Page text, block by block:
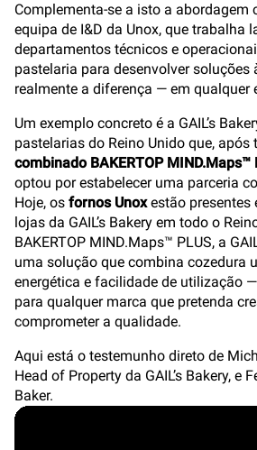
Complementa-se a isto a abordagem
equipa de I&D da Unox, que trabalha
departamentos técnicos e
pastelaria para desenvolver soluções
realmente a diferença — em qualquer
Um exemplo concreto é a GAIL’s
pastelarias do Reino Unido que, após
combinado BAKERTOP MIND.Maps™
optou por estabelecer uma parceria
Hoje, os fornos Unoxestão presentes
lojas da GAIL’s Bakery em todo o
BAKERTOP MIND.Maps™ PLUS, a
uma solução que combina cozedura
energética e facilidade de utilização
para qualquer marca que pretenda
comprometer a qualidade.
Aqui está o testemunho direto de
Head of Property da GAIL’s Bakery, e
Baker.